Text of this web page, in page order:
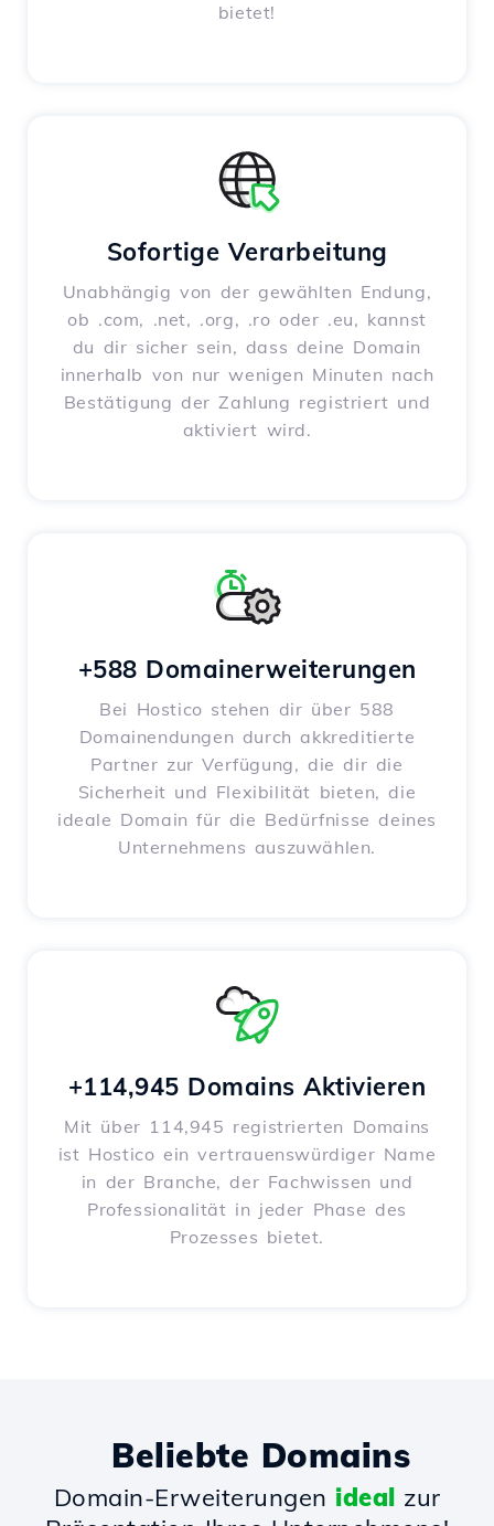
bietet!
Sofortige Verarbeitung
Unabhängig von der gewählten Endung,
ob .com, .net, .org, .ro oder .eu, kannst
du dir sicher sein, dass deine Domain
innerhalb von nur wenigen Minuten nach
Bestätigung der Zahlung registriert und
aktiviert wird.
+588 Domainerweiterungen
Bei Hostico stehen dir über 588
Domainendungen durch akkreditierte
Partner zur Verfügung, die dir die
Sicherheit und Flexibilität bieten, die
ideale Domain für die Bedürfnisse deines
Unternehmens auszuwählen.
+114,945 Domains Aktivieren
Mit über 114,945 registrierten Domains
ist Hostico ein vertrauenswürdiger Name
in der Branche, der Fachwissen und
Professionalität in jeder Phase des
Prozesses bietet.
Beliebte Domains
Domain-Erweiterungen ideal zur